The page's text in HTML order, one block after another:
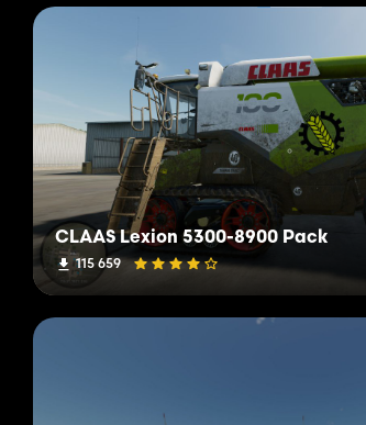
CLAAS Lexion 5300-8900 Pack
115 659